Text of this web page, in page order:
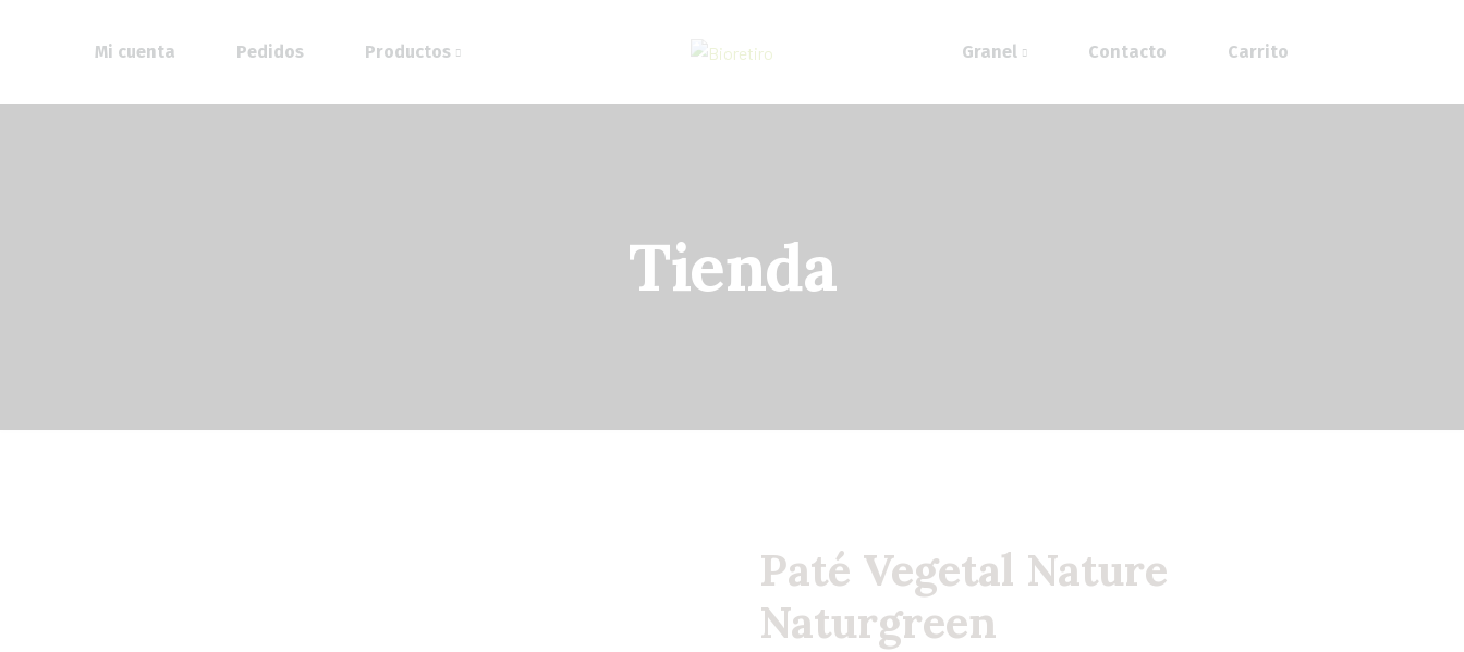
Mi cuenta Pedidos Productos Granel Contacto Carrito
Tienda
Paté Vegetal Nature
Naturgreen